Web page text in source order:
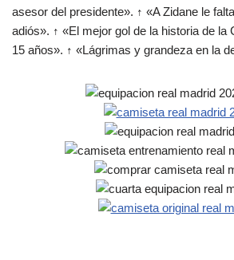
asesor del presidente». ↑ «A Zidane le
adiós». ↑ «El mejor gol de la historia de la
15 años». ↑ «Lágrimas y grandeza en la